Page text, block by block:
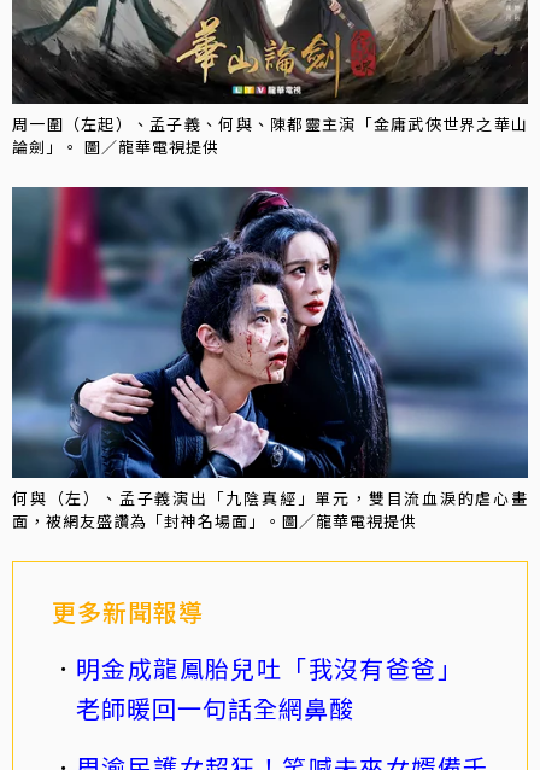
周一圍（左起）、孟子義、何與、陳都靈主演「金庸武俠世界之華山
論劍」。 圖／龍華電視提供
何與（左）、孟子義演出「九陰真經」單元，雙目流血淚的虐心畫
面，被網友盛讚為「封神名場面」。圖／龍華電視提供
更多新聞報導
明金成龍鳳胎兒吐「我沒有爸爸」
老師暖回一句話全網鼻酸